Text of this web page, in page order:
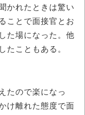
かれたときは驚い
ことで面接官とお
た場になった。他
たこともある。
たので楽になっ
け離れた態度で面